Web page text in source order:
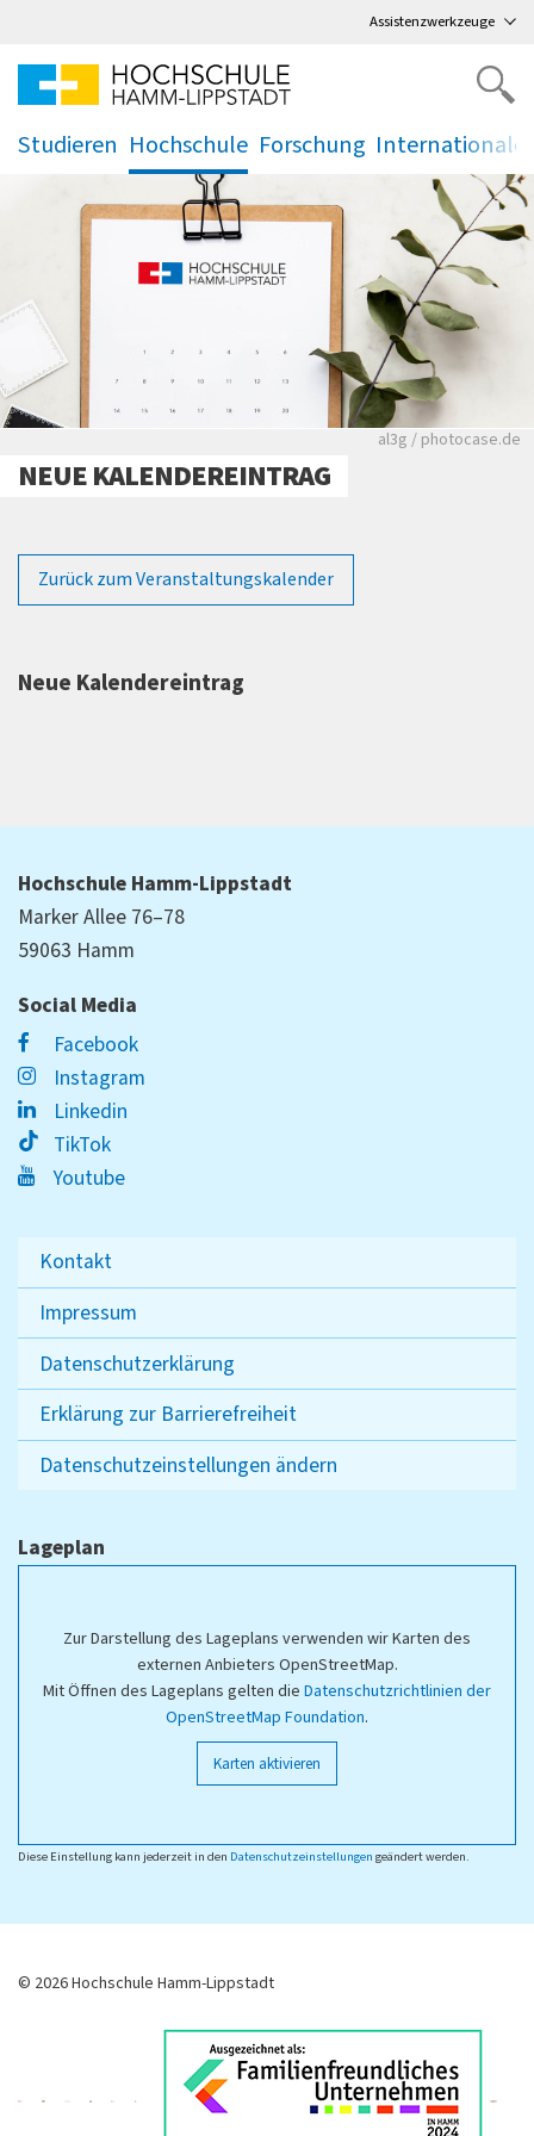
Assistenzwerkzeuge
Studieren Hochschule
.
Forschung
.
Rote leere
al3g / photocase.de
NEUE KALENDEREINTRAG
Zurück zum Veranstaltungskalender
Neue Kalendereintrag
Hochschule Hamm-Lippstadt
Marker Allee 76–78
59063 Hamm
Social Media
Facebook
Instagram
Linkedin
TikTok
Youtube
Kontakt
Impressum
Datenschutzerklärung
Erklärung zur Barrierefreiheit
Datenschutzeinstellungen ändern
Lageplan
Zur Darstellung des Lageplans verwenden wir Karten des
externen Anbieters OpenStreetMap.
Mit Öffnen des Lageplans gelten die Datenschutzrichtlinien der
OpenStreetMap Foundation.
Karten aktivieren
Diese Einstellung kann jederzeit in den Datenschutzeinstellungen geändert werden.
© 2026 Hochschule Hamm-Lippstadt